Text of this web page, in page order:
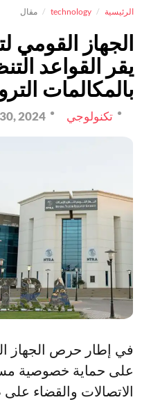
الرئيسية technology مقال
الجهاز القومي
يقر القواعد
بالمكالمات
تكنولوجي 2024
في إطار حرص الجهاز
على حماية خصوصية
الاتصالات والقضاء